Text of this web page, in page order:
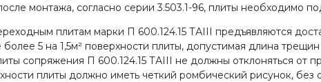
монтажа, согласно серии 3.503.1-96, плиты необходимо
плитам марки П 600.124.15 ТАIII предъявляются
5 на 1,5м² поверхности плиты, допустимая длина
сопряжения П 600.124.15 ТАIII не должны отклоняться от
плиты должно иметь четкий ромбический рисунок, без